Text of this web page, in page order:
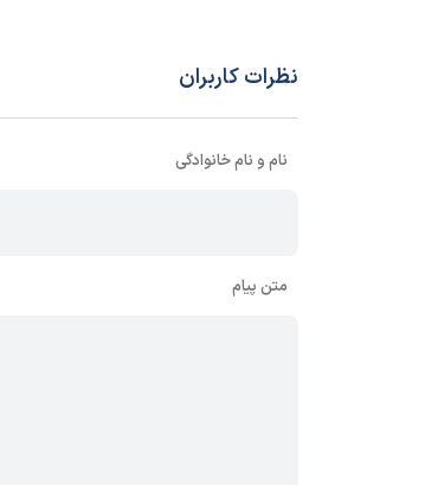
نظرات کاربران
نام و نام خانوادگی
متن پیام